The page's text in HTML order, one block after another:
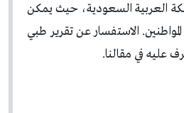
في المملكة العربية السعودية، حيث يمكن
الاستفسار عن تقرير طبي